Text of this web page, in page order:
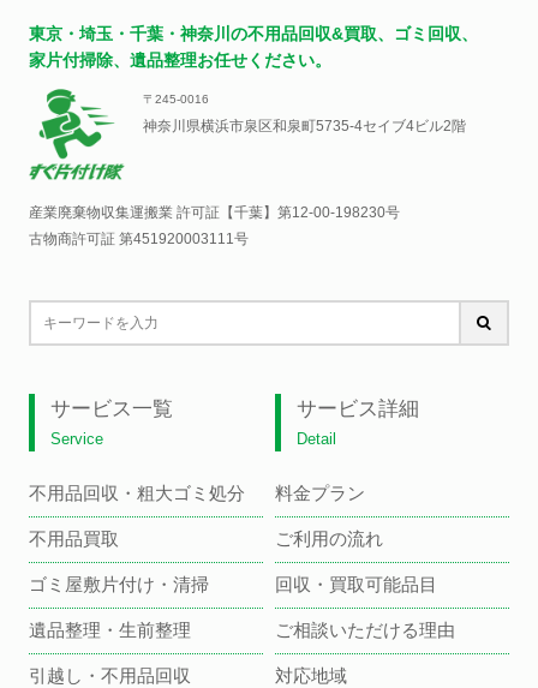
東京・埼玉・千葉・神奈川の不用品回収&買取、ゴミ回収、
家片付掃除、遺品整理お任せください。
〒245-0016
神奈川県横浜市泉区和泉町5735-4セイブ4ビル2階
産業廃棄物収集運搬業 許可証【千葉】 第12-00-198230号
古物商許可証 第451920003111号
サービス一覧
Service
不用品回収・粗大ゴミ処分
不用品買取
ゴミ屋敷片付け・清掃
遺品整理・生前整理
引越し・不用品回収
サービス詳細
Detail
料金プラン
ご利用の流れ
回収・買取可能品目
ご相談いただける理由
対応地域